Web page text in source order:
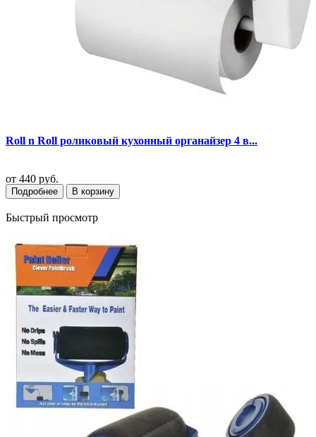
Roll n Roll роликовый кухонный органайзер 4 в...
от 440 руб.
Подробнее В корзину
Быстрый просмотр